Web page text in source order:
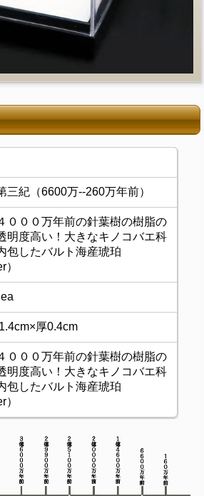
三紀（6600万--260万年前）
０００万年前の針葉樹の樹脂の
明度高い！大きなキノコバエ科
包したバルト海産琥珀
）
厚0.4cm
０００万年前の針葉樹の樹脂の
明度高い！大きなキノコバエ科
包したバルト海産琥珀
）